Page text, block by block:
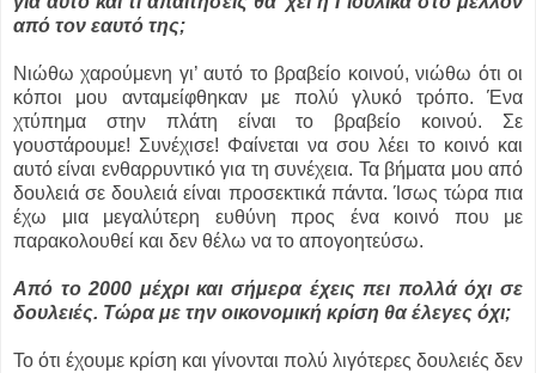
από τον εαυτό της;
Νιώθω χαρούμενη γι’ αυτό το βραβείο κοινού, νιώθω ότι οι
κόποι μου ανταμείφθηκαν με πολύ γλυκό τρόπο. Ένα
χτύπημα στην πλάτη είναι το βραβείο κοινού. Σε
γουστάρουμε! Συνέχισε! Φαίνεται να σου λέει το κοινό και
αυτό είναι ενθαρρυντικό για τη συνέχεια. Τα βήματα μου από
δουλειά σε δουλειά είναι προσεκτικά πάντα. Ίσως τώρα πια
έχω μια μεγαλύτερη ευθύνη προς ένα κοινό που με
παρακολουθεί και δεν θέλω να το απογοητεύσω.
Από το 2000 μέχρι και σήμερα έχεις πει πολλά όχι σε
δουλειές. Τώρα με την οικονομική κρίση θα έλεγες όχι;
Το ότι έχουμε κρίση και γίνονται πολύ λιγότερες δουλειές δεν